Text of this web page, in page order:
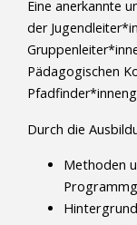
Eine anerkannte
der
Pädagogischen
Durch die
Methoden